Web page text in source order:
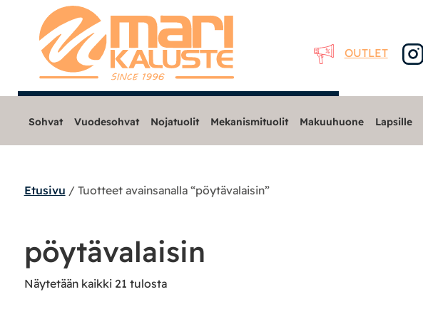
OUTLET
Sohvat
Nojatuolit
Mekanismituolit
Sohvat Vuodesohvat Nojatuolit Mekanismituolit Makuuhuone Lapsille
Etusivu / Tuotteet avainsanalla “pöytävalaisin”
pöytävalaisin
Näytetään kaikki 21 tulosta